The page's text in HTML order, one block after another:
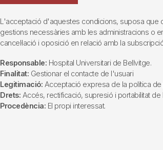
L'acceptació d'aquestes condicions, suposa que
gestions necessàries amb les administracions o
cancel·lació i oposició en relació amb la
Responsable: Hospital Universitari de Bellvitge.
Finalitat: Gestionar el contacte de l'usuari
Legitimació: Acceptació expresa de la política de
Drets: Accés, rectificació, supresió i portabilitat
Procedència: El propi interessat.